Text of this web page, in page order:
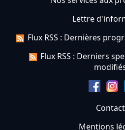
Lettre
Flux RSS : Dernières
Flux RSS : Derniers
Contact
Mentions